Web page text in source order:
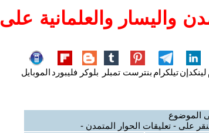
واليسار والعلمانية على
لينكدإنتيلكرام بنترست تمبلر بلوكر فليبورد الموبايل
الموضوع
على - تعليقات الحوار المتمدن -